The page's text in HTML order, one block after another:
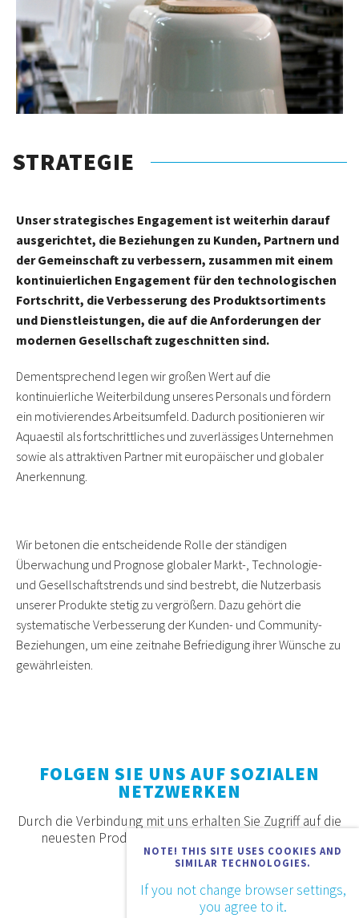
STRATEGIE
Unser strategisches Engagement ist weiterhin darauf
ausgerichtet, die Beziehungen zu Kunden, Partnern und
der Gemeinschaft zu verbessern, zusammen mit einem
kontinuierlichen Engagement für den technologischen
Fortschritt, die Verbesserung des Produktsortiments
und Dienstleistungen, die auf die Anforderungen der
modernen Gesellschaft zugeschnitten sind.
Dementsprechend legen wir großen Wert auf die
kontinuierliche Weiterbildung unseres Personals und fördern
ein motivierendes Arbeitsumfeld. Dadurch positionieren wir
Aquaestil als fortschrittliches und zuverlässiges Unternehmen
sowie als attraktiven Partner mit europäischer und globaler
Anerkennung.
Wir betonen die entscheidende Rolle der ständigen
Überwachung und Prognose globaler Markt-, Technologie-
und Gesellschaftstrends und sind bestrebt, die Nutzerbasis
unserer Produkte stetig zu vergrößern. Dazu gehört die
systematische Verbesserung der Kunden- und Community-
Beziehungen, um eine zeitnahe Befriedigung ihrer Wünsche zu
gewährleisten.
NOTE! THIS SITE USES COOKIES AND
SIMILAR TECHNOLOGIES.
If you not change browser settings,
you agree to it.
FOLGEN SIE UNS AUF SOZIALEN
NETZWERKEN
Durch die Verbindung mit uns erhalten Sie Zugriff auf die
neuesten Produkte, Angebote und Neuigkeiten.